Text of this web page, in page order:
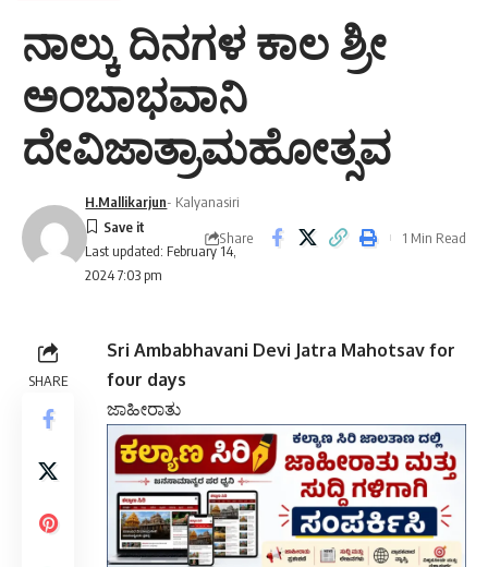
ನಾಲ್ಕು ದಿನಗಳ ಕಾಲ ಶ್ರೀ
ಅಂಬಾಭವಾನಿ
ದೇವಿಜಾತ್ರಾಮಹೋತ್ಸವ
Last updated: February 14,
2024 7:03 pm
H.Mallikarjun- Kalyanasiri
Share 1 Min Read
SHARE
Sri Ambabhavani Devi Jatra Mahotsav for
four days
ಜಾಹೀರಾತು